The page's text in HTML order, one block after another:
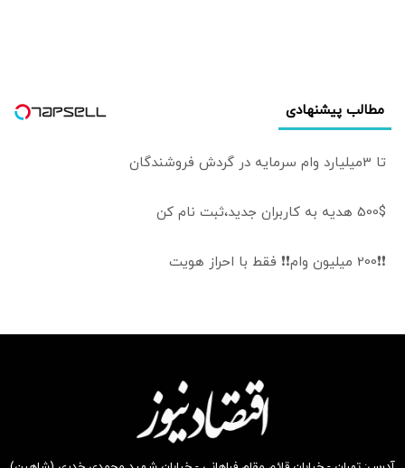
مطالب پیشنهادی
تا 3میلیارد وام سرمایه در گردش فروشندگان
500$ هدیه به کاربران جدید،ثبت نام کن
❗❗200 میلیون وام❗❗ فقط با احراز هویت